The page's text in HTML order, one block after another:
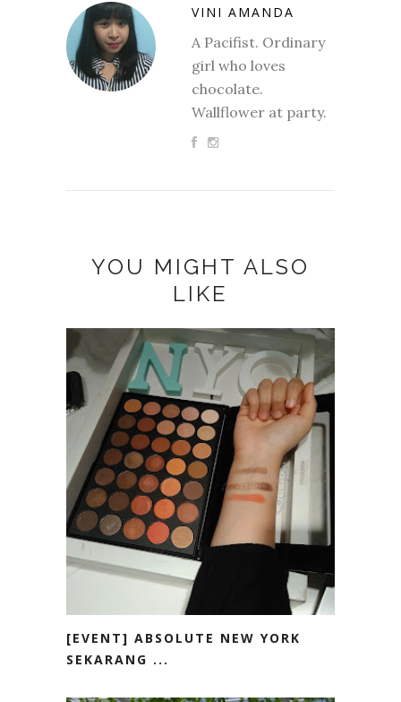
VINI AMANDA
A Pacifist. Ordinary
girl who loves
chocolate.
Wallflower at party.
YOU MIGHT ALSO
LIKE
[EVENT] ABSOLUTE NEW YORK
SEKARANG ...